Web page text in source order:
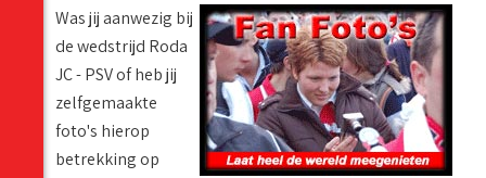
Was jij aanwezig bij
de wedstrijd Roda
JC - PSV of heb jij
zelfgemaakte
foto's hierop
betrekking op